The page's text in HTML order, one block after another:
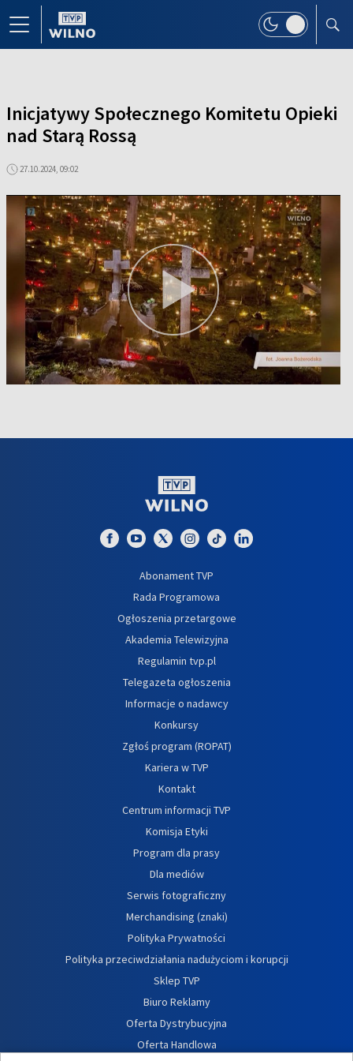
Inicjatywy Społecznego Komitetu Opieki
nad Starą Rossą
27.10.2024, 09:02
Abonament TVP
Rada Programowa
Ogłoszenia przetargowe
Akademia Telewizyjna
Regulamin tvp.pl
Telegazeta ogłoszenia
Informacje o nadawcy
Konkursy
Zgłoś program (ROPAT)
Kariera w TVP
Kontakt
Centrum informacji TVP
Komisja Etyki
Program dla prasy
Dla mediów
Serwis fotograficzny
Merchandising (znaki)
Polityka Prywatności
Polityka przeciwdziałania nadużyciom i korupcji
Sklep TVP
Biuro Reklamy
Oferta Dystrybucyjna
Oferta Handlowa